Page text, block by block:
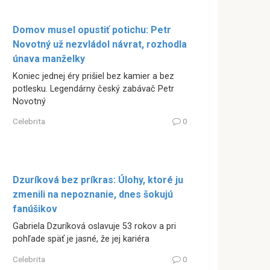
Domov musel opustiť potichu: Petr
Novotný už nezvládol návrat, rozhodla
únava manželky
Koniec jednej éry prišiel bez kamier a bez
potlesku. Legendárny český zabávač Petr
Novotný
Celebrita 0
Dzuríková bez príkras: Úlohy, ktoré ju
zmenili na nepoznanie, dnes šokujú
fanúšikov
Gabriela Dzuríková oslavuje 53 rokov a pri
pohľade späť je jasné, že jej kariéra
Celebrita 0